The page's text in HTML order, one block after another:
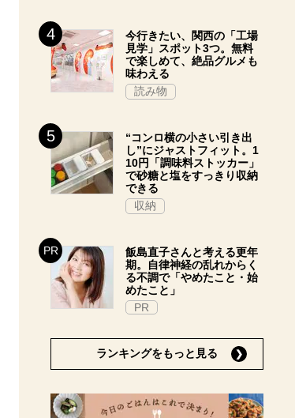
今行きたい、関西の「工場
見学」スポット3つ。無料
で楽しめて、絶品グルメも
味わえる
読み物
“コンロ横の小さい引き出
し”にジャストフィット。1
10円「調味料ストッカー」
で砂糖と塩をすっきり収納
できる
収納
飯島直子さんと考える更年
期。自律神経の乱れからく
る不調で「やめたこと・始
めたこと」
PR
ランキングをもっと見る